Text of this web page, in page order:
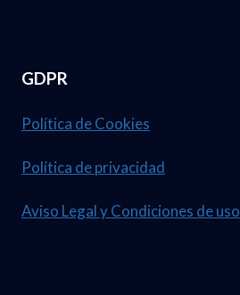
GDPR
Política de Cookies
Política de privacidad
Aviso Legal y Condiciones de uso